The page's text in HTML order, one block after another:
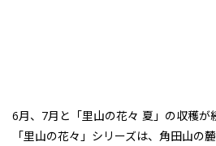
6月、7月と「里山の花々 夏」の収穫が
「里山の花々」シリーズは、角田山の